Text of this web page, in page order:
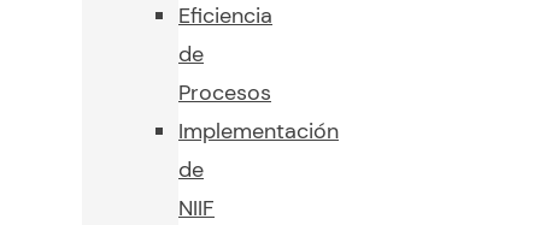
Eficiencia
de
Procesos
Implementación
de
NIIF